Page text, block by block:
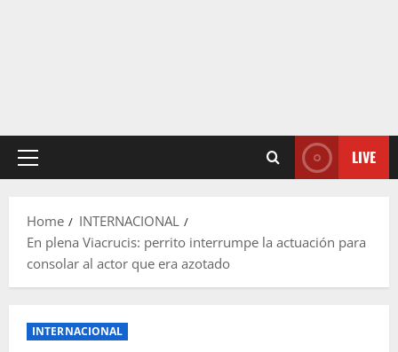
Primary
LIVE
Home
INTERNACIONAL
En plena Viacrucis: perrito interrumpe la actuación para
consolar al actor que era azotado
INTERNACIONAL